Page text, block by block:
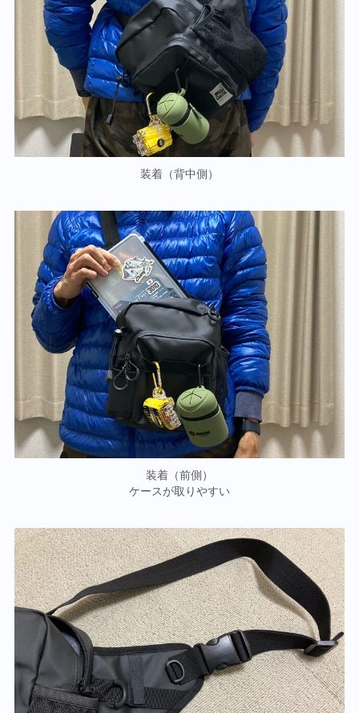
装着（背中側）
装着（前側）
ケースが取りやすい